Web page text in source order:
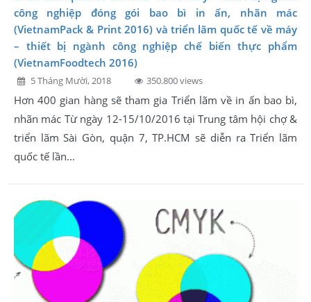
công nghiệp đóng gói bao bì in ấn, nhãn mác
(VietnamPack & Print 2016) và triển lãm quốc tế về máy
– thiết bị ngành công nghiệp chế biến thực phẩm
(VietnamFoodtech 2016)
5 Tháng Mười, 2018 350.800 views
Hơn 400 gian hàng sẽ tham gia Triển lãm về in ấn bao bì,
nhãn mác Từ ngày 12-15/10/2016 tại Trung tâm hội chợ &
triển lãm Sài Gòn, quận 7, TP.HCM sẽ diễn ra Triển lãm
quốc tế lần...